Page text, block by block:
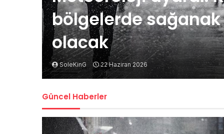
bölgelerde
olacak
SoleKinG 22 Haziran 2026
Güncel Haberler